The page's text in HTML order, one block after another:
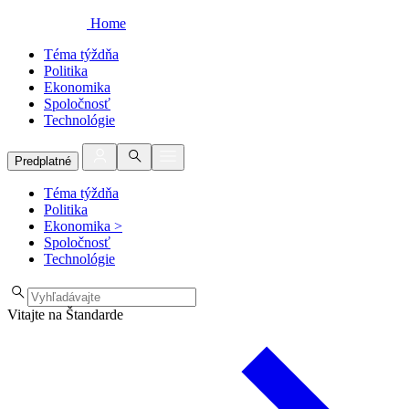
Home
Téma týždňa
Politika
Ekonomika
Spoločnosť
Technológie
Predplatné
Téma týždňa
Politika
Ekonomika >
Spoločnosť
Technológie
Vitajte na Štandarde